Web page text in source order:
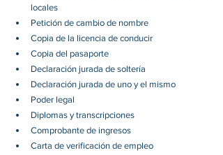
locales
Petición de cambio de nombre
Copia de la licencia de conducir
Copia del pasaporte
Declaración jurada de soltería
Declaración jurada de uno y el mismo
Poder legal
Diplomas y transcripciones
Comprobante de ingresos
Carta de verificación de empleo